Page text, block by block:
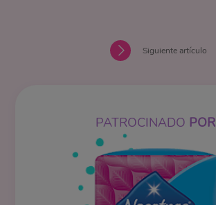
Siguiente artículo
PATROCINADO POR